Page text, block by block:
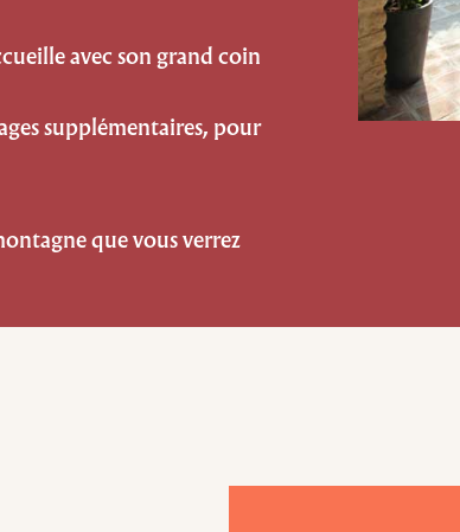
avec son grand coin
supplémentaires, pour
que vous verrez